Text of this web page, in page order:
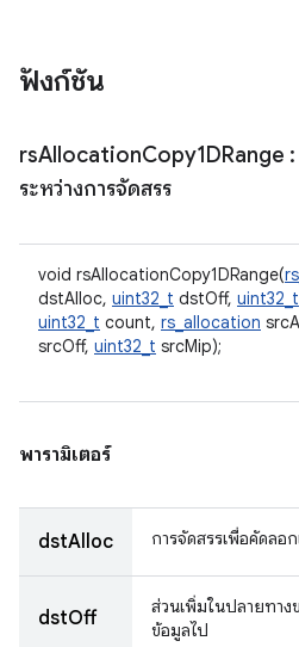
ฟังก์ชัน
rsAllocationCopy1DRange
ระหว่างการจัดสรร
void rsAllocationCopy1DRange(
dstAlloc, uint32_t dstOff, uint32_t
uint32_t count, rs_allocation
srcOff, uint32_t srcMip);
พารามิเตอร์
dstAlloc การจัดสรรเพื่อคัดลอ
dstOff
ส่วนเพิ่มในปลายทาง
ข้อมูลไป